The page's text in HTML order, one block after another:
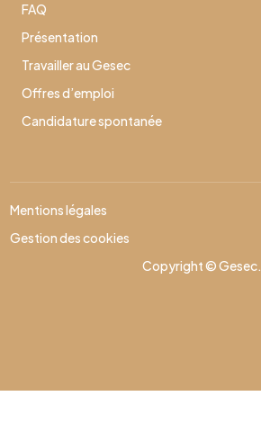
FAQ
Présentation
Travailler au Gesec
Offres d’emploi
Candidature spontanée
Copyright © Gesec.
Mentions légales
Gestion des cookies